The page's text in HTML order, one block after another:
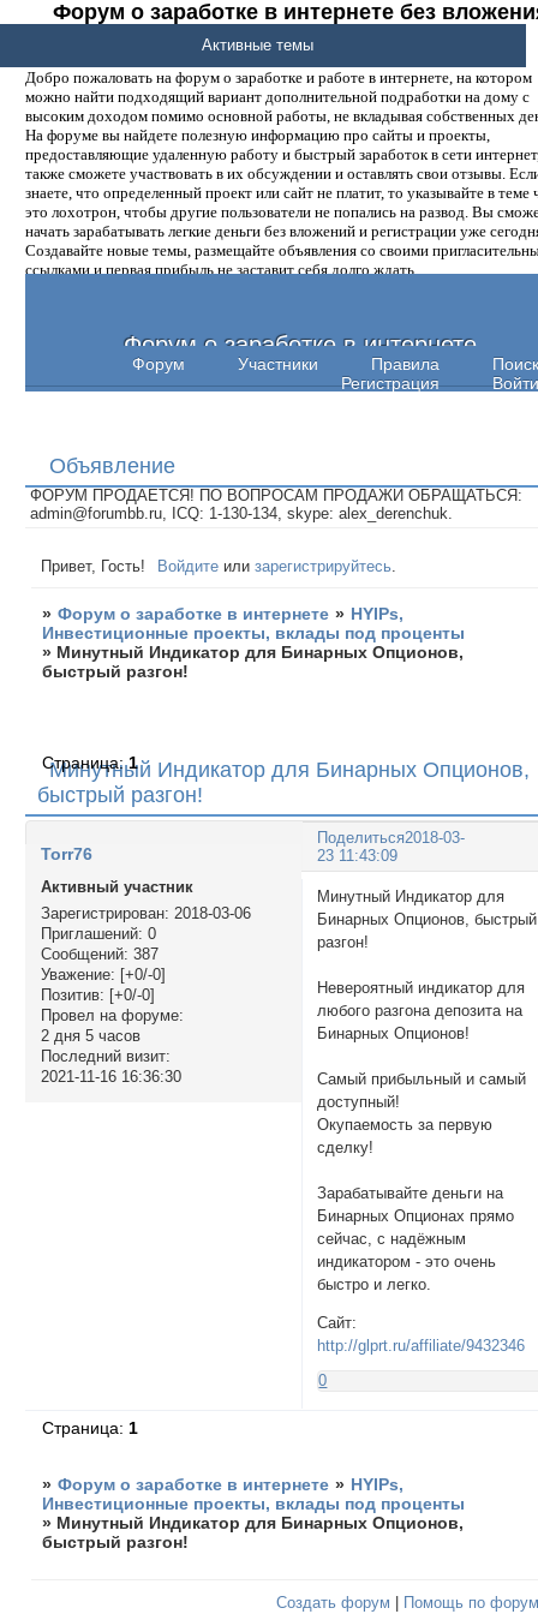
Форум о заработке в интернете без
денег.
Добро пожаловать на форум о заработке и работе в интернете, на котором
можно найти подходящий вариант дополнительной подработки на дому с
высоким доходом помимо основной работы, не вкладывая собственных
На форуме вы найдете полезную информацию про сайты и проекты,
предоставляющие удаленную работу и быстрый заработок в сети
также сможете участвовать в их обсуждении и оставлять свои отзывы.
знаете, что определенный проект или сайт не платит, то указывайте в теме
это лохотрон, чтобы другие пользователи не попались на развод. Вы
начать зарабатывать легкие деньги без вложений и регистрации уже
Создавайте новые темы, размещайте объявления со своими
ссылками и первая прибыль не заставит себя долго ждать.
Форум о заработке в интернете
Форум Участники Правила
Поиск
Регистрация
Войти
Активные темы
Объявление
ФОРУМ ПРОДАЕТСЯ! ПО ВОПРОСАМ ПРОДАЖИ ОБРАЩАТЬСЯ:
admin@forumbb.ru, ICQ: 1-130-134, skype: alex_derenchuk.
Привет, Гость! Войдите илизарегистрируйтесь
» Форум о заработке в интернете » HYIPs,
Инвестиционные проекты, вклады под проценты
» Минутный Индикатор для Бинарных Опционов,
быстрый разгон!
Минутный Индикатор для Бинарных Опционов,
быстрый разгон!
Страница:1
Поделиться2018-03-
23 11:43:09
Torr76
Активный участник
Зарегистрирован: 2018-03-06
Приглашений: 0
Сообщений: 387
Уважение: [+0/-0]
Позитив: [+0/-0]
Провел на форуме:
2 дня 5 часов
Последний визит:
2021-11-16 16:36:30
Минутный Индикатор для
Бинарных Опционов, быстрый
разгон!
Невероятный индикатор для
любого разгона депозита на
Бинарных Опционов!
Самый прибыльный и самый
доступный!
Окупаемость за первую
сделку!
Зарабатывайте деньги на
Бинарных Опционах прямо
сейчас, с надёжным
индикатором - это очень
быстро и легко.
Сайт:
http://glprt.ru/affiliate/9432346
0
Страница: 1
» Форум о заработке в интернете » HYIPs,
Инвестиционные проекты, вклады под проценты
» Минутный Индикатор для Бинарных Опционов,
быстрый разгон!
Создать форум Помощь по